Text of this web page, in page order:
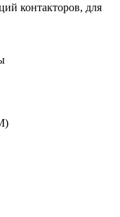
контакторов, для